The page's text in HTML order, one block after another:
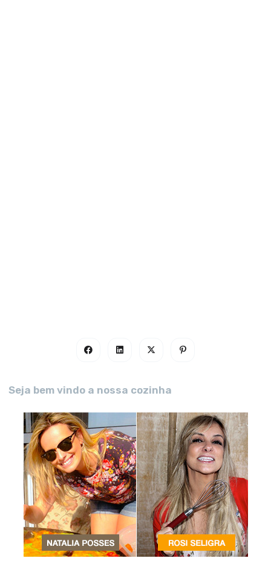
Seja bem vindo a nossa cozinha